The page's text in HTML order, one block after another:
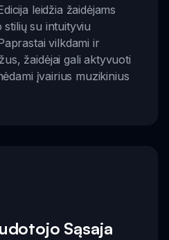
leidžia žaidėjams
stilių su intuityviu
vilkdami ir
žaidėjai gali aktyvuoti
įvairius muzikinius
Sąsaja